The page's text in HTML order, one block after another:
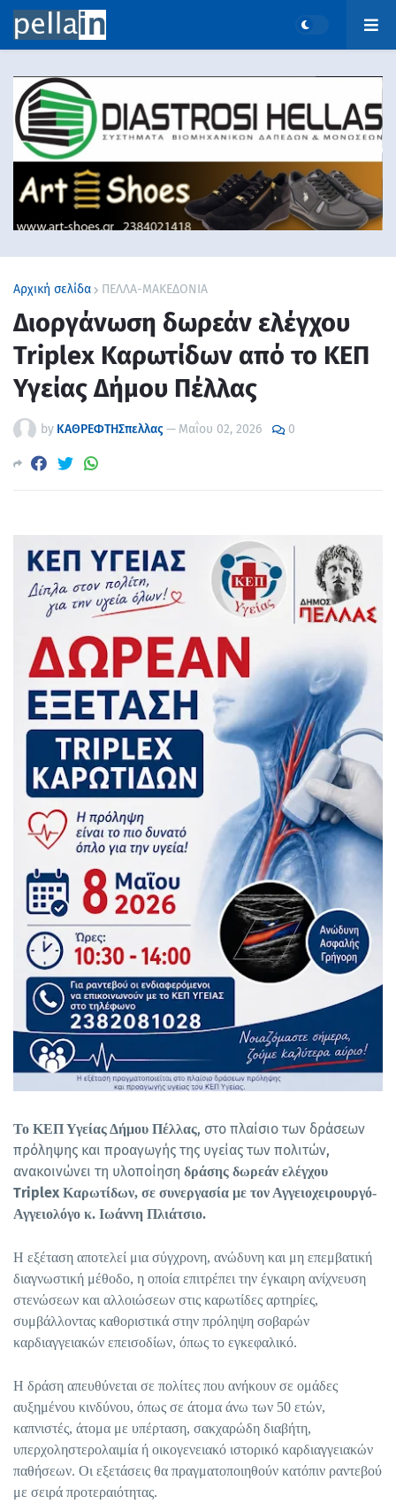
Αρχική σελίδα ΠΕΛΛΑ-ΜΑΚΕΔΟΝΙΑ
Διοργάνωση δωρεάν ελέγχου
Triplex Kαρωτίδων από το ΚΕΠ
Υγείας Δήμου Πέλλας
by ΚΑΘΡΕΦΤΗΣπελλας— Μαΐου 02, 2026 0
Το ΚΕΠ Υγείας Δήμου Πέλλας, στο πλαίσιο των δράσεων
πρόληψης και προαγωγής της υγείας των πολιτών,
ανακοινώνει τη υλοποίηση δράσης δωρεάν ελέγχου
Triplex Καρωτίδων, σε συνεργασία με τον Αγγειοχειρουργό-
Αγγειολόγο κ. Ιωάννη Πλιάτσιο.
Η εξέταση αποτελεί μια σύγχρονη, ανώδυνη και μη επεμβατική
διαγνωστική μέθοδο, η οποία επιτρέπει την έγκαιρη ανίχνευση
στενώσεων και αλλοιώσεων στις καρωτίδες αρτηρίες,
συμβάλλοντας καθοριστικά στην πρόληψη σοβαρών
καρδιαγγειακών επεισοδίων, όπως το εγκεφαλικό.
Η δράση απευθύνεται σε πολίτες που ανήκουν σε ομάδες
αυξημένου κινδύνου, όπως σε άτομα άνω των 50 ετών,
καπνιστές, άτομα με υπέρταση, σακχαρώδη διαβήτη,
υπερχοληστερολαιμία ή οικογενειακό ιστορικό καρδιαγγειακών
παθήσεων. Οι εξετάσεις θα πραγματοποιηθούν κατόπιν ραντεβού
με σειρά προτεραιότητας.